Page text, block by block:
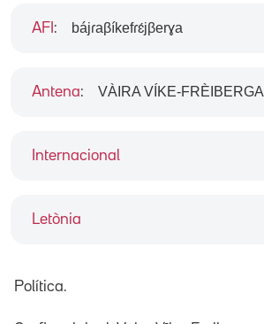
Internacional
Letònia
AFI : bájɾaβíkefɾɛ́jβerɣa
Antena: VÀIRA VÍKE-FRÈIBERGA
Política.